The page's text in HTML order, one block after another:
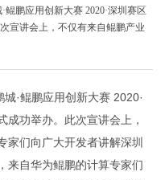
鲲鹏应用创新大赛 2020·深圳赛区
宣讲会上，不仅有来自鲲鹏产业
·鲲鹏应用创新大赛 2020·
成功举办。此次宣讲会上，
家们向广大开发者讲解深圳
来自华为鲲鹏的计算专家们